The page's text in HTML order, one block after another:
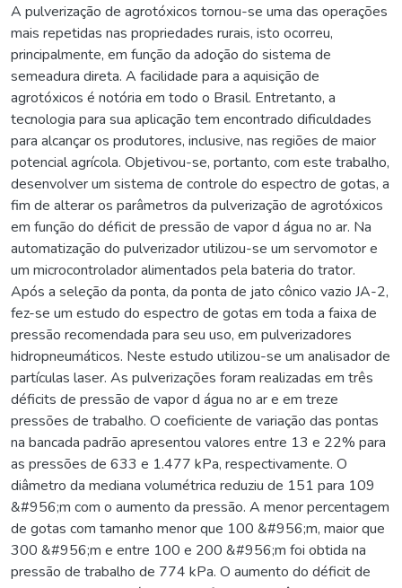
A pulverização de agrotóxicos tornou-se uma das operações
mais repetidas nas propriedades rurais, isto ocorreu,
principalmente, em função da adoção do sistema de
semeadura direta. A facilidade para a aquisição de
agrotóxicos é notória em todo o Brasil. Entretanto, a
tecnologia para sua aplicação tem encontrado dificuldades
para alcançar os produtores, inclusive, nas regiões de maior
potencial agrícola. Objetivou-se, portanto, com este trabalho,
desenvolver um sistema de controle do espectro de gotas, a
fim de alterar os parâmetros da pulverização de agrotóxicos
em função do déficit de pressão de vapor d água no ar. Na
automatização do pulverizador utilizou-se um servomotor e
um microcontrolador alimentados pela bateria do trator.
Após a seleção da ponta, da ponta de jato cônico vazio JA-2,
fez-se um estudo do espectro de gotas em toda a faixa de
pressão recomendada para seu uso, em pulverizadores
hidropneumáticos. Neste estudo utilizou-se um analisador de
partículas laser. As pulverizações foram realizadas em três
déficits de pressão de vapor d água no ar e em treze
pressões de trabalho. O coeficiente de variação das pontas
na bancada padrão apresentou valores entre 13 e 22% para
as pressões de 633 e 1.477 kPa, respectivamente. O
diâmetro da mediana volumétrica reduziu de 151 para 109
&#956;m com o aumento da pressão. A menor percentagem
de gotas com tamanho menor que 100 &#956;m, maior que
300 &#956;m e entre 100 e 200 &#956;m foi obtida na
pressão de trabalho de 774 kPa. O aumento do déficit de